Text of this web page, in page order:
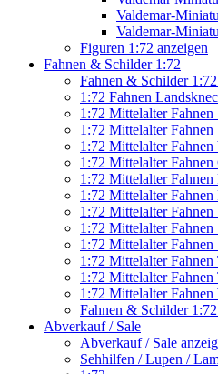
Valdemar-
Valdemar-
Figuren 1:72 anzeigen
Fahnen & Schilder 1:72
Fahnen & Schilder
1:72 Fahnen
1:72 Mittelalter
1:72 Mittelalter Fahnen
1:72 Mittelalter Fahnen
1:72 Mittelalter
1:72 Mittelalter
1:72 Mittelalter Fahnen
1:72 Mittelalter
1:72 Mittelalter
1:72 Mittelalter
1:72 Mittelalter
1:72 Mittelalter Fahnen
1:72 Mittelalter Fahnen
Fahnen & Schilder
Abverkauf / Sale
Abverkauf / Sale
Sehhilfen / Lupen /